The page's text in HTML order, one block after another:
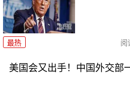
最热 阅
美国会又出手！中国外交部